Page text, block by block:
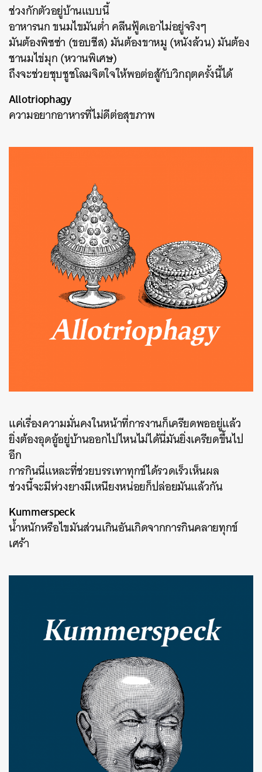
ช่วงกักตัวอยู่บ้านแบบนี้
อาหารนก ขนมไขมันต่ำ คลีนฟู้ดเอาไม่อยู่จริงๆ
มันต้องพิซซ่า (ขอบชีส) มันต้องขาหมู (หนังล้วน) มันต้อง
ชานมไข่มุก (หวานพิเศษ)
ถึงจะช่วยชุบชูชโลมจิตใจให้พอต่อสู้กับวิกฤตครั้งนี้ได้
Allotriophagy
ความอยากอาหารที่ไม่ดีต่อสุขภาพ
แค่เรื่องความมั่นคงในหน้าที่การงานก็เครียดพออยู่แล้ว
ยิ่งต้องอุดอู้อยู่บ้านออกไปไหนไม่ได้นี่มันยิ่งเครียดขึ้นไป
อีก
การกินนี่แหละที่ช่วยบรรเทาทุกข์ได้รวดเร็วเห็นผล
ช่วงนี้จะมีห่วงยางมีเหนียงหน่อยก็ปล่อยมันแล้วกัน
Kummerspeck
น้ำหนักหรือไขมันส่วนเกินอันเกิดจากการกินคลายทุกข์
เศร้า